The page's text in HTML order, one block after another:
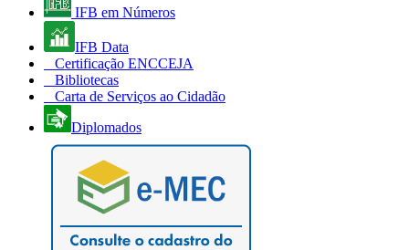
IFB em Números
IFB Data
Certificação ENCCEJA
Bibliotecas
Carta de Serviços ao Cidadão
Diplomados